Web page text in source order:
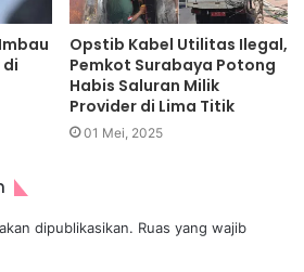
di
Opstib Kabel Utilitas Ilegal,
Pemkot Surabaya Potong
Habis Saluran Milik
Provider di Lima Titik
01 Mei, 2025
dipublikasikan. Ruas yang wajib